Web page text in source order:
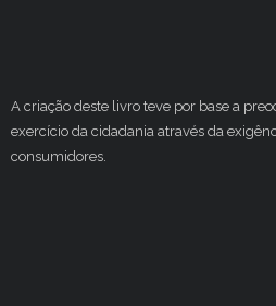
A criação deste livro teve por base a
exercício da cidadania através da
consumidores.